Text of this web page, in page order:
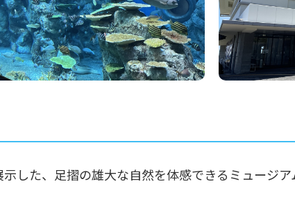
した、足摺の雄大な自然を体感できるミュージ